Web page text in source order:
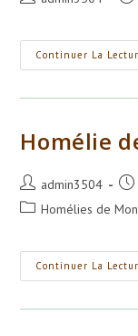
publication :
Continuer La
Homélie
Auteur/autrice
de
admin3504
PostHomélies de
Continuer La